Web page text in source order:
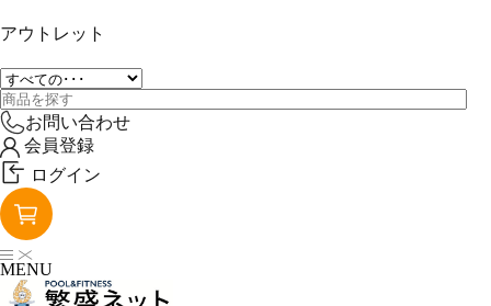
アウトレット
お問い合わせ
会員登録
ログイン
MENU